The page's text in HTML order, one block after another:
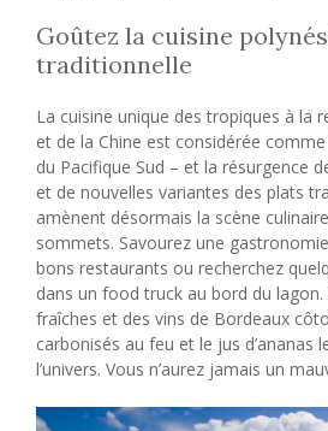
Goûtez la cuisine
traditionnelle
La cuisine unique des tropiques à la
et de la Chine est considérée comme
du Pacifique Sud – et la résurgence
et de nouvelles variantes des plats
amènent désormais la scène
sommets. Savourez une
bons restaurants ou recherchez
dans un food truck au bord du
fraîches et des vins de Bordeaux
carbonisés au feu et le jus d’ananas
l’univers. Vous n’aurez jamais un